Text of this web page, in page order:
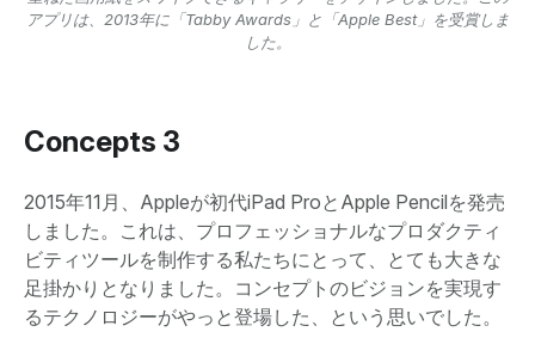
アプリは、2013年に「Tabby Awards」と「Apple Best」を受賞しま
した。
Concepts 3
2015年11月、Appleが初代iPad ProとApple Pencilを発売
しました。これは、プロフェッショナルなプロダクティ
ビティツールを制作する私たちにとって、とても大きな
足掛かりとなりました。コンセプトのビジョンを実現す
るテクノロジーがやっと登場した、という思いでした。